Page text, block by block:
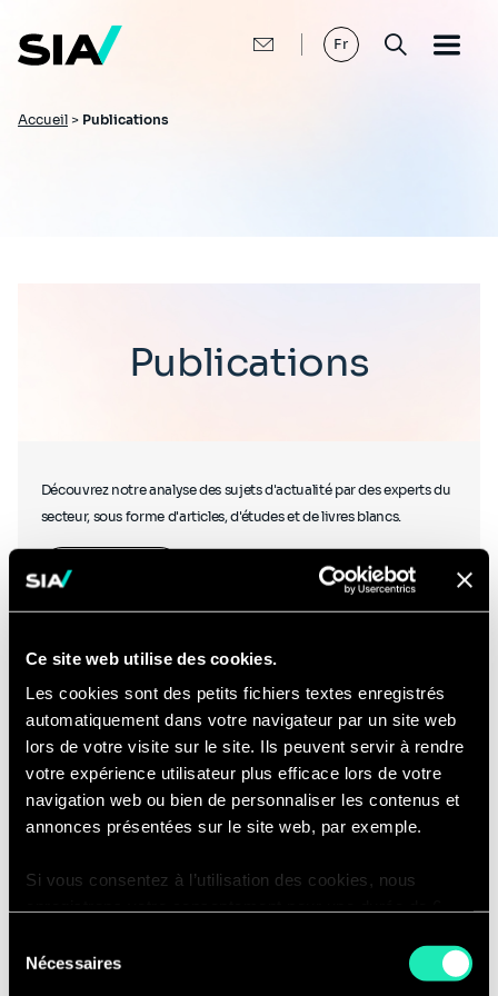
Ce site web utilise des cookies.
Les cookies sont des petits fichiers textes enregistrés
automatiquement dans votre navigateur par un site web
lors de votre visite sur le site. Ils peuvent servir à rendre
votre expérience utilisateur plus efficace lors de votre
navigation web ou bien de personnaliser les contenus et
annonces présentées sur le site web, par exemple.
Si vous consentez à l’utilisation des cookies, nous
consentir à cette utilisation à nouveau. Si vous ne
Nécessaires
contenu
principal
Fr
Fil
Accueil > Publications
Publications
Découvrez notre analyse des sujets d'actualité par des experts du
secteur, sous forme d'articles, d'études et de livres blancs.
En savoir plus
Podcasts
Écoutez nos experts discuter avec d'autres experts du secteur et
découvrez des podcasts créés en interne.
Ecouter nos podcasts